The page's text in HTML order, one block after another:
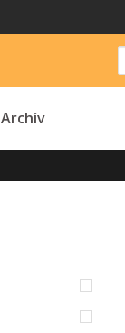
Archív